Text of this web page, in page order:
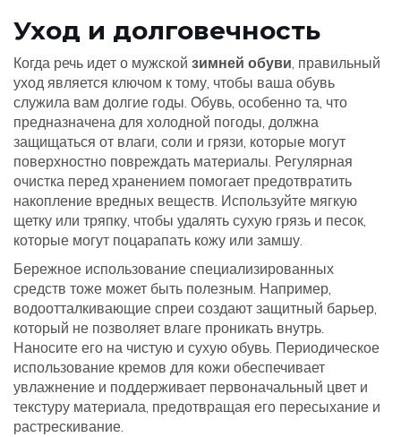
Уход и долговечность
Когда речь идет о мужской зимней обуви, правильный
уход является ключом к тому, чтобы ваша обувь
служила вам долгие годы. Обувь, особенно та, что
предназначена для холодной погоды, должна
защищаться от влаги, соли и грязи, которые могут
поверхностно повреждать материалы. Регулярная
очистка перед хранением помогает предотвратить
накопление вредных веществ. Используйте мягкую
щетку или тряпку, чтобы удалять сухую грязь и песок,
которые могут поцарапать кожу или замшу.
Бережное использование специализированных
средств тоже может быть полезным. Например,
водоотталкивающие спреи создают защитный барьер,
который не позволяет влаге проникать внутрь.
Наносите его на чистую и сухую обувь. Периодическое
использование кремов для кожи обеспечивает
увлажнение и поддерживает первоначальный цвет и
текстуру материала, предотвращая его пересыхание и
растрескивание.